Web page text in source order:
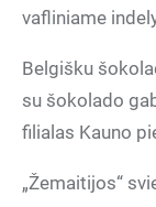
vafliniame
Belgišku
su šokolado
filialas Kauno
„Žemaitijos“